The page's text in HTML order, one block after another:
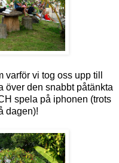
vi tog oss upp till
över den snabbt påtänkta
spela på iphonen (trots
dagen)!